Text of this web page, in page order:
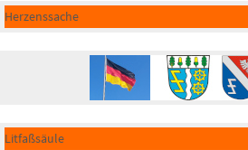
Herzenssache
Litfaßsäule